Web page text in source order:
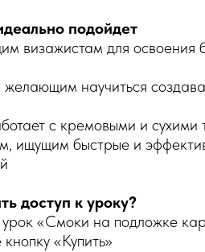
подойдет
визажистам для освоения
научиться
с кремовыми и сухими
ищущим быстрые и
доступ к уроку?
урок «Смоки на подложке
«Купить»